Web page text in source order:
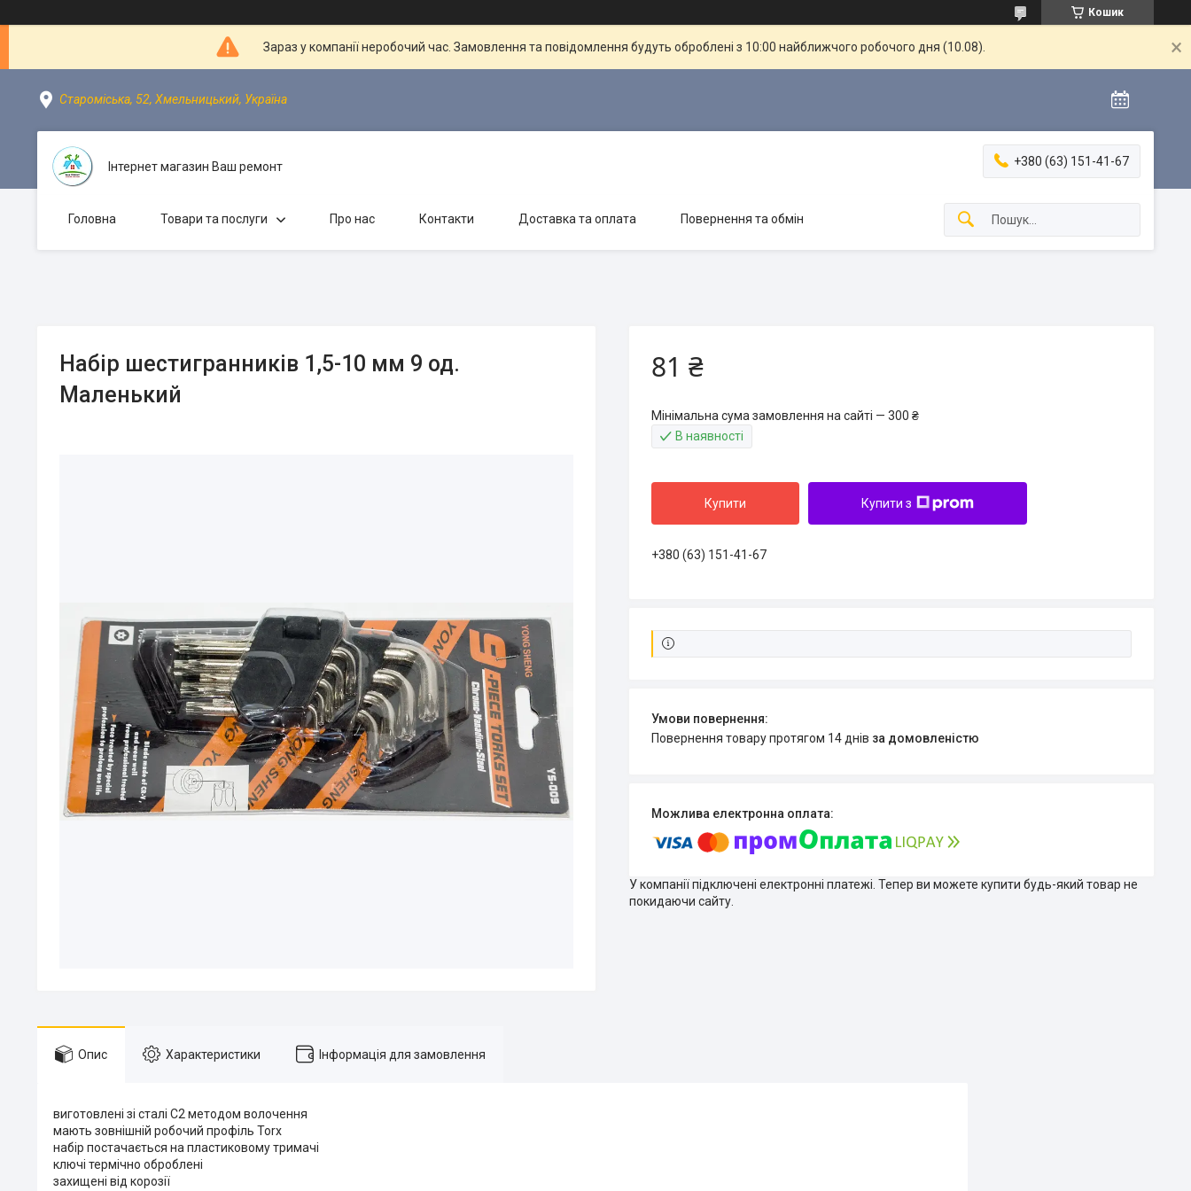
Кошик
Зараз у компанії неробочий час. Замовлення та повідомлення будуть оброблені з 10:00 найближчого робочого дня (10.08).
Староміська, 52, Хмельницький, Україна
Інтернет магазин Ваш ремонт +380 (63) 151-41-67
Головна Товари та послуги Про нас Контакти Доставка та оплата Повернення та обмін
Набір шестигранників 1,5-10 мм 9 од.
Маленький
81 ₴
Мінімальна сума замовлення на сайті — 300 ₴
В наявності
Купити Купити з
+380 (63) 151-41-67
повернення товару протягом 14 днів за домовленістю
У компанії підключені електронні платежі. Тепер ви можете купити будь-який товар не
покидаючи сайту.
Опис Характеристики Інформація для замовлення
виготовлені зі сталі С2 методом волочення
мають зовнішній робочий профіль Torx
набір постачається на пластиковому тримачі
ключі термічно оброблені
захищені від корозії